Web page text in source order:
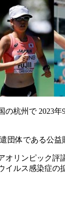
の杭州で 2023
団体である公
オリンピック評
イルス感染症の